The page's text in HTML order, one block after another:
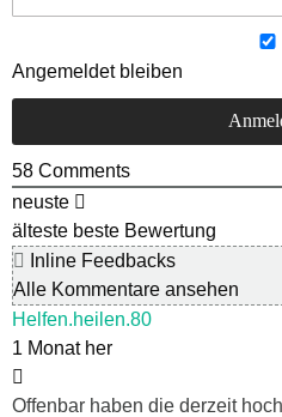
Angemeldet bleiben
58 Comments
neuste
älteste beste Bewertung
Inline Feedbacks
Alle Kommentare ansehen
Helfen.heilen.80
1 Monat her
Offenbar haben die derzeit